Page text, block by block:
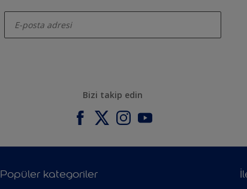
Bizi takip edin
Popüler kategoriler